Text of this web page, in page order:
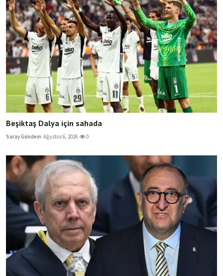
Beşiktaş Dalya için sahada
Saray Gündem Ağustos 6, 2026 0